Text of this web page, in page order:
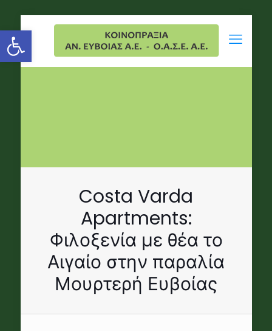
Open toolbar
Costa Varda
Apartments:
Φιλοξενία με θέα το
Αιγαίο στην παραλία
Μουρτερή Ευβοίας